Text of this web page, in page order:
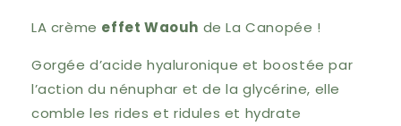
LA crème effet Waouh de La Canopée !
Gorgée d’acide hyaluronique et boostée par
l’action du nénuphar et de la glycérine, elle
comble les rides et ridules et hydrate